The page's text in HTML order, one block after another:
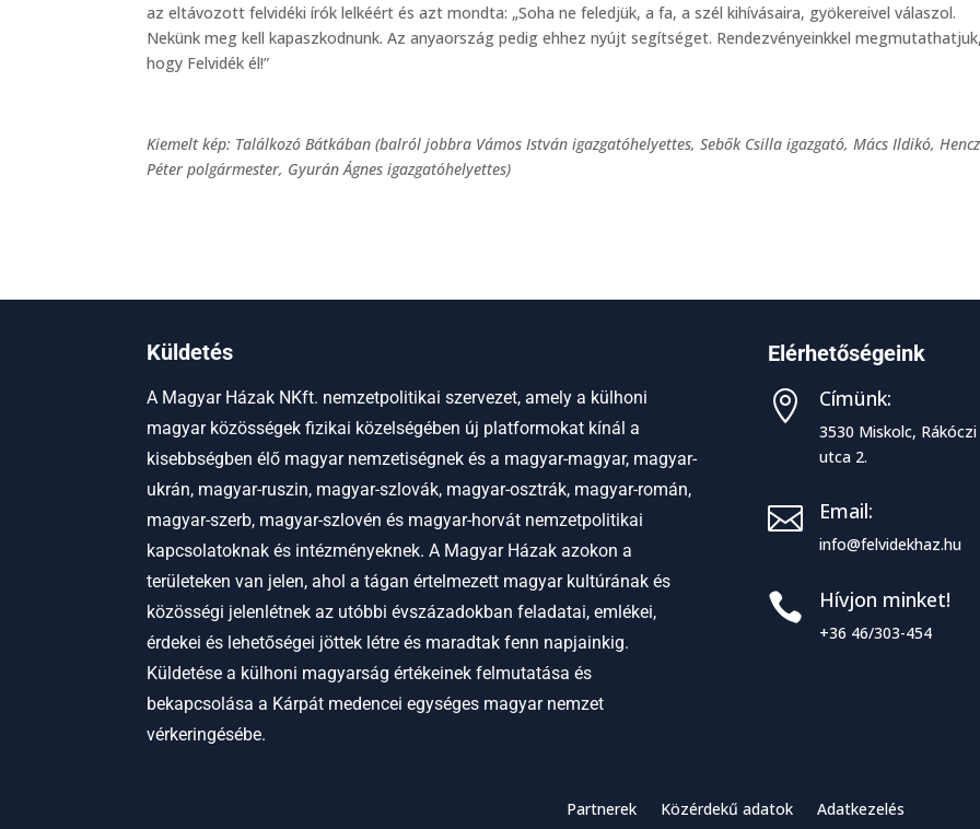
az eltávozott felvidéki írók lelkéért és azt mondta: „Soha ne feledjük, a fa, a szél kihívásaira, gyökereivel válaszol.
Nekünk meg kell kapaszkodnunk. Az anyaország pedig ehhez nyújt segítséget. Rendezvényeinkkel megmutathatjuk,
hogy Felvidék él!”
Kiemelt kép: Találkozó Bátkában (balról jobbra Vámos István igazgatóhelyettes, Sebők Csilla igazgató, Mács Ildikó, Hencz
Péter polgármester, Gyurán Ágnes igazgatóhelyettes)
Küldetés
A Magyar Házak NKft. nemzetpolitikai szervezet, amely a külhoni
magyar közösségek fizikai közelségében új platformokat kínál a
kisebbségben élő magyar nemzetiségnek és a magyar-magyar, magyar-
ukrán, magyar-ruszin, magyar-szlovák, magyar-osztrák, magyar-román,
magyar-szerb, magyar-szlovén és magyar-horvát nemzetpolitikai
kapcsolatoknak és intézményeknek. A Magyar Házak azokon a
területeken van jelen, ahol a tágan értelmezett magyar kultúrának és
közösségi jelenlétnek az utóbbi évszázadokban feladatai, emlékei,
érdekei és lehetőségei jöttek létre és maradtak fenn napjainkig.
Küldetése a külhoni magyarság értékeinek felmutatása és
bekapcsolása a Kárpát medencei egységes magyar nemzet
vérkeringésébe.
Elérhetőségeink
 Címünk:
3530 Miskolc, Rákóczi
utca 2.
 Email:
info@felvidekhaz.hu
 Hívjon minket!
+36 46/303-454
Partnerek Közérdekű adatok Adatkezelés